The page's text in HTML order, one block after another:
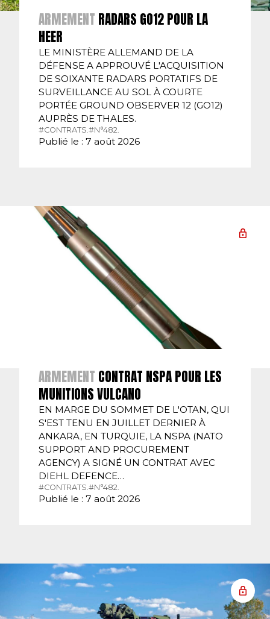
ARMEMENT RADARS GO12 POUR LA
HEER
LE MINISTÈRE ALLEMAND DE LA
DÉFENSE A APPROUVÉ L'ACQUISITION
DE SOIXANTE RADARS PORTATIFS DE
SURVEILLANCE AU SOL À COURTE
PORTÉE GROUND OBSERVER 12 (GO12)
AUPRÈS DE THALES.
#CONTRATS. #N°482.
Publié le : 7 août 2026
ARMEMENT CONTRAT NSPA POUR LES
MUNITIONS VULCANO
EN MARGE DU SOMMET DE L'OTAN, QUI
S'EST TENU EN JUILLET DERNIER À
ANKARA, EN TURQUIE, LA NSPA (NATO
SUPPORT AND PROCUREMENT
AGENCY) A SIGNÉ UN CONTRAT AVEC
DIEHL DEFENCE…
#CONTRATS. #N°482.
Publié le : 7 août 2026